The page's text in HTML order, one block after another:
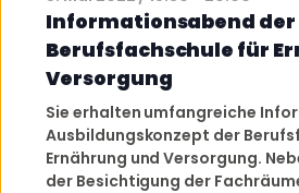
Informationsabend der
Berufsfachschule für
Versorgung
Sie erhalten umfangreiche
Ausbildungskonzept der
Ernährung und Versorgung.
der Besichtigung der